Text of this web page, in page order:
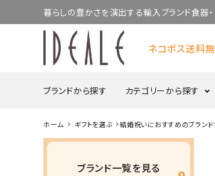
暮らしの豊かさを演出する輸入ブランド食器
ネコポス送料
ブランドから探す カテゴリーから探す
食器・カトラリ
ホーム ギフトを選ぶ 結婚祝いにおすすめのブラン
ブランド一覧を見る